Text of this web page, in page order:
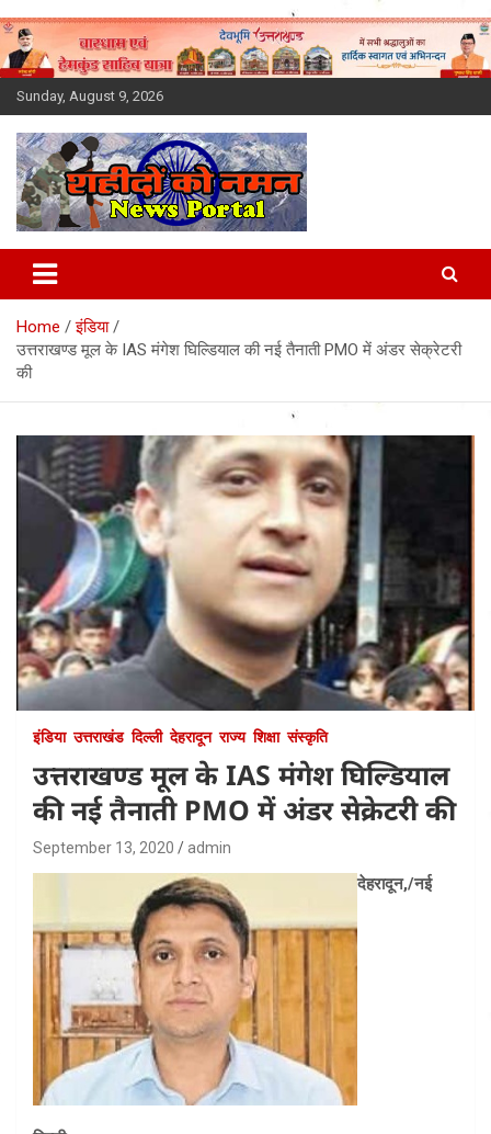
Skip
to
content
Sunday, August 9, 2026
Latest News Today, Breaking
News, Uttarakhand News in
Hindi
Home
इंडिया
उत्तराखण्ड मूल के IAS मंगेश घिल्डियाल की नई तैनाती PMO में अंडर सेक्रेटरी
की
इंडिया उत्तराखंड दिल्ली देहरादून राज्य शिक्षा संस्कृति
उत्तराखण्ड मूल के IAS मंगेश घिल्डियाल
की नई तैनाती PMO में अंडर सेक्रेटरी की
September 13, 2020 admin
देहरादून,/नई